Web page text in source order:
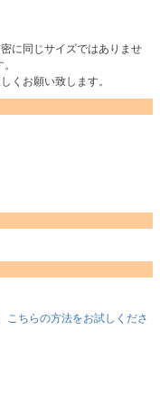
に同じサイズではありませ
くお願い致します。
こちらの方法をお試しくださ